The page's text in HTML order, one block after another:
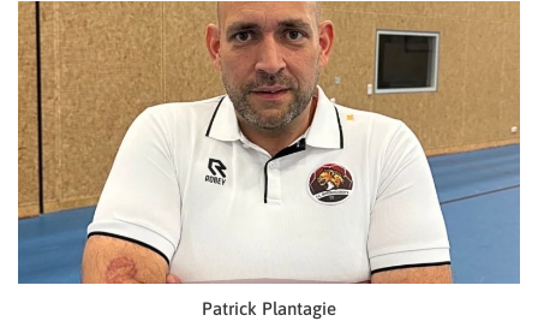
Patrick Plantagie